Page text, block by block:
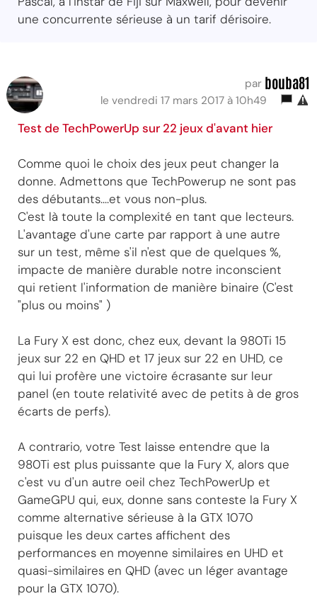
une concurrente sérieuse à un tarif dérisoire.
par bouba81
le vendredi 17 mars 2017 à 10h49
Test de TechPowerUp sur 22 jeux d'avant hier
Comme quoi le choix des jeux peut changer la
donne. Admettons que TechPowerup ne sont pas
des débutants....et vous non-plus.
C'est là toute la complexité en tant que lecteurs.
L'avantage d'une carte par rapport à une autre
sur un test, même s'il n'est que de quelques %,
impacte de manière durable notre inconscient
qui retient l'information de manière binaire (C'est
"plus ou moins" )
La Fury X est donc, chez eux, devant la 980Ti 15
jeux sur 22 en QHD et 17 jeux sur 22 en UHD, ce
qui lui profère une victoire écrasante sur leur
panel (en toute relativité avec de petits à de gros
écarts de perfs).
A contrario, votre Test laisse entendre que la
980Ti est plus puissante que la Fury X, alors que
c'est vu d'un autre oeil chez TechPowerUp et
GameGPU qui, eux, donne sans conteste la Fury X
comme alternative sérieuse à la GTX 1070
puisque les deux cartes affichent des
performances en moyenne similaires en UHD et
quasi-similaires en QHD (avec un léger avantage
pour la GTX 1070).